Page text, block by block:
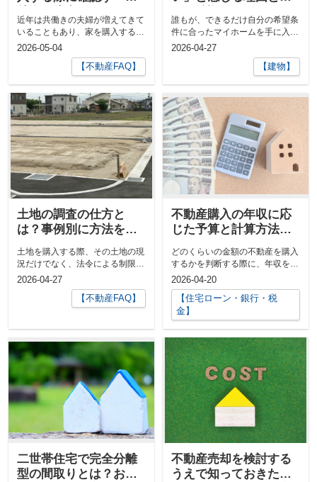
ントを宝ホームが解説
近年は共働きの夫婦が増えてきて
いることもあり、家を購入する際
に共同名義を考えるケースも多い
2026-05-04
【不動産FAQ】
トを宝ホームがご紹
介！
誰もが、できるだけ自分の希望条
件に合ったマイホームを手に入れ
たいと願うものです。 立地条件
2026-04-27
【建物】
土地の調査の仕方と
は？事例別に方法を東
京都・宝ホームが解
説！
土地を購入する際、その土地の現
況だけでなく、法令による制限や
権利関係についても十分に調査し
2026-04-27
【不動産FAQ】
不動産購入の年収に応
じた予算と計算方法を
東京都で仲介手数料無
料の宝ホームが解説！
どのくらいの金額の不動産を購入
するかを判断する際に、年収を加
味することは重要です。 しかし
なが...
2026-04-20
【住宅ローン・銀行・税
金】
二世帯住宅で完全分離
型の間取りとは？おす
不動産売却を検討する
うえで知っておきたい